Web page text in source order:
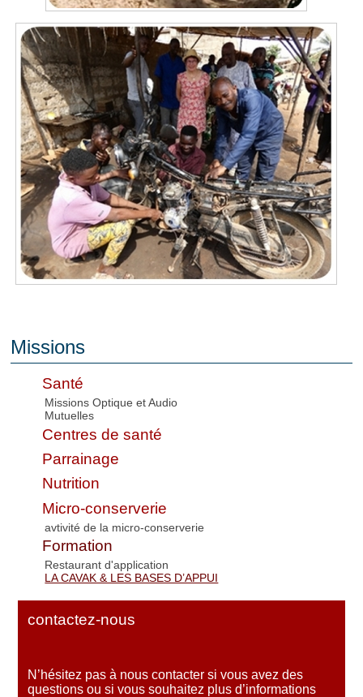
Missions
Santé
Missions Optique et Audio
Mutuelles
Centres de santé
Parrainage
Nutrition
Micro-conserverie
avtivité de la micro-conserverie
Formation
Restaurant d'application
LA CAVAK & LES BASES D’APPUI
contactez-nous
N’hésitez pas à nous contacter si vous avez des
questions ou si vous souhaitez plus d’informations